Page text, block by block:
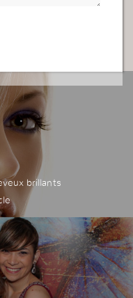
brillants